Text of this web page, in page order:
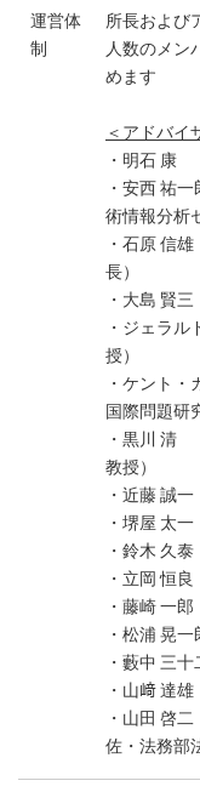
運営体
制
所長および
人数のメン
めます
＜アドバイ
・明石 康
・安西 祐
術情報分析
・石原 信
長）
・大島 賢
・ジェラ
授）
・ケント
国際問題研
・黒川 清
教授）
・近藤 誠
・堺屋 太
・鈴木 久
・立岡 恒
・藤崎 一
・松浦 晃
・藪中 三
・山﨑 達
・山田 啓
佐・法務部